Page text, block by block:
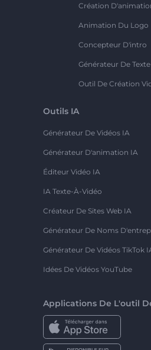
Création
Animation Du Logo
Concepteur D'intro
Générateur De
Outil De Création
Outils IA
Générateur De Vidéos IA
Générateur D'animation IA
Éditeur Vidéo IA
IA Texte-À-Vidéo
Créateur De Sites Web IA
Générateur De Noms
Générateur De Vidéos TikTok
Idées De Vidéos YouTube
Applications De L'outil